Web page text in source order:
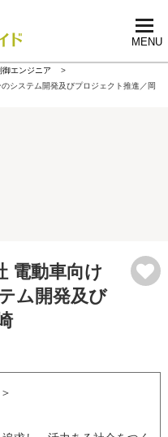
MENU
御エンジニア
システム開発及びプロジェクト推進／岡
電動車向け
ム開発及び